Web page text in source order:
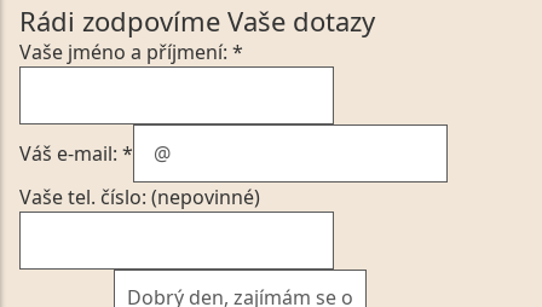
Rádi zodpovíme Vaše dotazy
Vaše jméno a příjmení: *
Váš e-mail: *
Vaše tel. číslo: (nepovinné)